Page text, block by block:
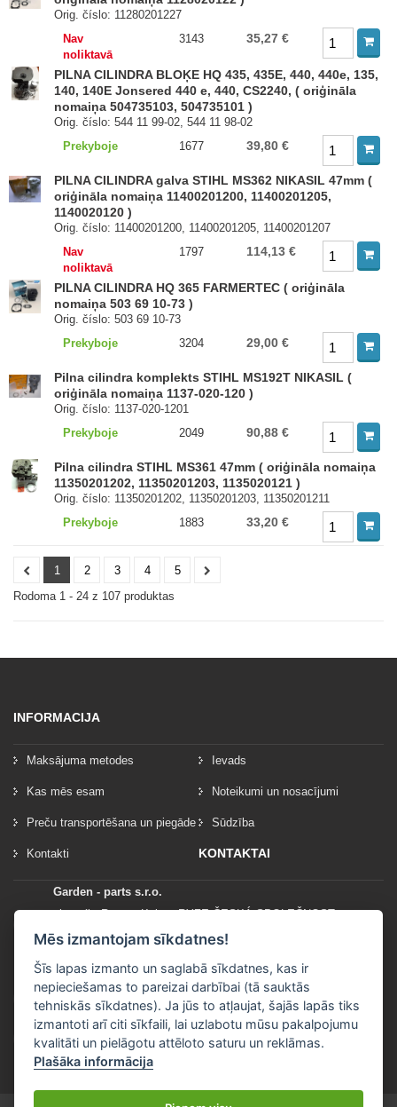
Orig. číslo: 11280201227
Nav
noliktavā
3143 35,27 €
PILNA CILINDRA BLOĶE HQ 435, 435E, 440, 440e, 135,
140, 140E Jonsered 440 e, 440, CS2240, ( oriģināla
nomaiņa 504735103, 504735101 )
Orig. číslo: 544 11 99-02, 544 11 98-02
Prekyboje
1677 39,80 €
PILNA CILINDRA galva STIHL MS362 NIKASIL 47mm (
oriģināla nomaiņa 11400201200, 11400201205,
1140020120 )
Orig. číslo: 11400201200, 11400201205, 11400201207
Nav
noliktavā
1797 114,13 €
PILNA CILINDRA HQ 365 FARMERTEC ( oriģināla
nomaiņa 503 69 10-73 )
Orig. číslo: 503 69 10-73
Prekyboje
3204 29,00 €
Pilna cilindra komplekts STIHL MS192T NIKASIL (
oriģināla nomaiņa 1137-020-120 )
Orig. číslo: 1137-020-1201
Prekyboje
2049 90,88 €
Pilna cilindra STIHL MS361 47mm ( oriģināla nomaiņa
11350201202, 11350201203, 1135020121 )
Orig. číslo: 11350201202, 11350201203, 11350201211
Prekyboje
1883 33,20 €
1 2 3 4
5
Rodoma 1 - 24 z 107 produktas
INFORMACIJA
Maksājuma metodes Ievads
Kas mēs esam Noteikumi un nosacījumi
Preču transportēšana un piegāde Sūdzība
Kontakti KONTAKTAI
Garden - parts s.r.o.
vlastník: Roman Kylar - RYZE ČESKÁ SPOLEČNOST
Mladějov na Moravě 153
+420 777 96 96 03
info@garden-parts.cz
Mēs izmantojam sīkdatnes!
Šīs lapas izmanto un saglabā sīkdatnes, kas ir
nepieciešamas to pareizai darbībai (tā sauktās
tehniskās sīkdatnes). Ja jūs to atļaujat, šajās lapās tiks
izmantoti arī citi sīkfaili, lai uzlabotu mūsu pakalpojumu
kvalitāti un pielāgotu attēloto saturu un reklāmas.
Plašāka informācija